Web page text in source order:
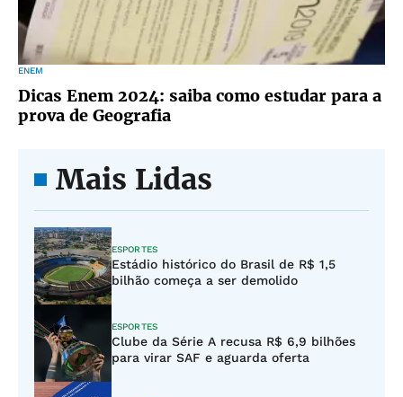
ENEM
Dicas Enem 2024: saiba como estudar para a
prova de Geografia
Mais Lidas
ESPORTES
Estádio histórico do Brasil de R$ 1,5
bilhão começa a ser demolido
ESPORTES
Clube da Série A recusa R$ 6,9 bilhões
para virar SAF e aguarda oferta